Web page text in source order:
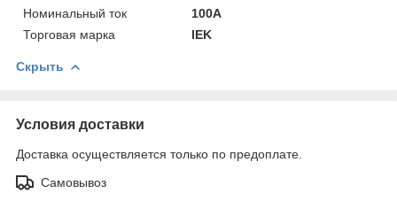
Номинальный ток
100А
Торговая марка
IEK
Скрыть
Условия доставки
Доставка осуществляется только по предоплате.
Самовывоз